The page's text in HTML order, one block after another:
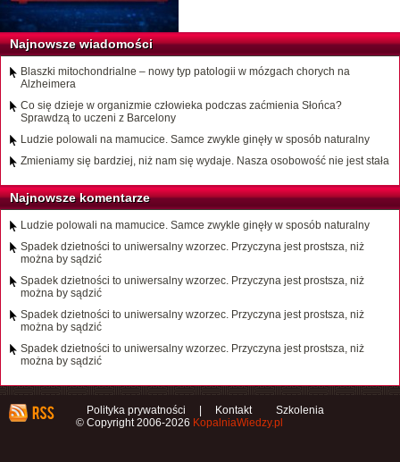
Najnowsze wiadomości
Blaszki mitochondrialne – nowy typ patologii w mózgach chorych na
Alzheimera
Co się dzieje w organizmie człowieka podczas zaćmienia Słońca?
Sprawdzą to uczeni z Barcelony
Ludzie polowali na mamucice. Samce zwykle ginęły w sposób naturalny
Zmieniamy się bardziej, niż nam się wydaje. Nasza osobowość nie jest stała
Najnowsze komentarze
Ludzie polowali na mamucice. Samce zwykle ginęły w sposób naturalny
Spadek dzietności to uniwersalny wzorzec. Przyczyna jest prostsza, niż
można by sądzić
Spadek dzietności to uniwersalny wzorzec. Przyczyna jest prostsza, niż
można by sądzić
Spadek dzietności to uniwersalny wzorzec. Przyczyna jest prostsza, niż
można by sądzić
Spadek dzietności to uniwersalny wzorzec. Przyczyna jest prostsza, niż
można by sądzić
Polityka prywatności Kontakt
Szkolenia
© Copyright 2006-2026 KopalniaWiedzy.pl